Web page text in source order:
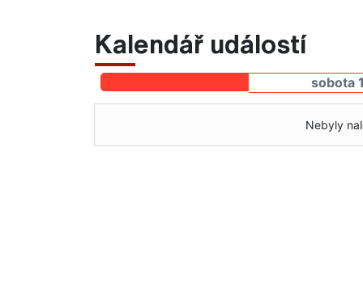
Kalendář událostí
sobota
Nebyly